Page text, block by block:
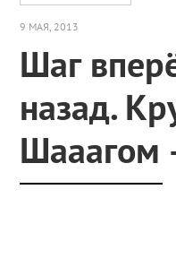
9 МАЯ, 2013
Шаг
назад.
Шааагом